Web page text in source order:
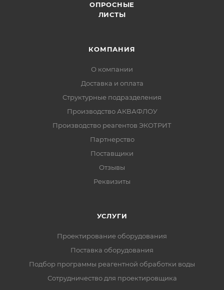
ОПРОСНЫЕ
ЛИСТЫ
КОМПАНИЯ
О компании
Доставка и оплата
Структурные подразделения
Производство АКВАФЛОУ
Производство реагентов ЭКОТРИТ
Партнерство
Поставщики
Отзывы
Реквизиты
УСЛУГИ
Проектирование оборудования
Поставка оборудования
Подбор программы реагентной обработки воды
Сотрудничество для проектировщика